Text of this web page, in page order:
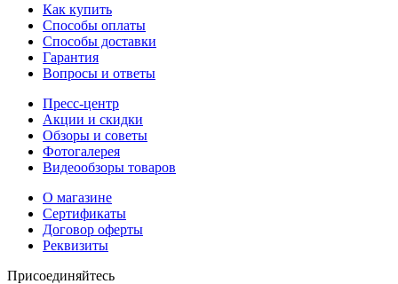
Как купить
Способы оплаты
Способы доставки
Гарантия
Вопросы и ответы
Пресс-центр
Акции и скидки
Обзоры и советы
Фотогалерея
Видеообзоры товаров
О магазине
Сертификаты
Договор оферты
Реквизиты
Присоединяйтесь